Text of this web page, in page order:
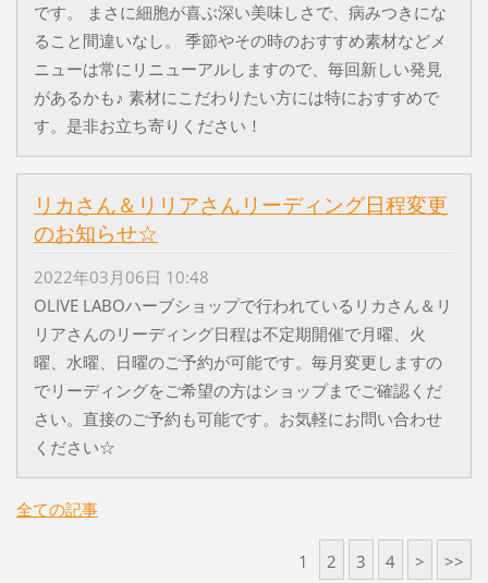
です。 まさに細胞が喜ぶ深い美味しさで、病みつきにな
ること間違いなし。 季節やその時のおすすめ素材などメ
ニューは常にリニューアルしますので、毎回新しい発見
があるかも♪ 素材にこだわりたい方には特におすすめで
す。是非お立ち寄りください！
リカさん＆リリアさんリーディング日程変更
のお知らせ☆
2022年03月06日 10:48
OLIVE LABOハーブショップで行われているリカさん＆リ
リアさんのリーディング日程は不定期開催で月曜、火
曜、水曜、日曜のご予約が可能です。毎月変更しますの
でリーディングをご希望の方はショップまでご確認くだ
さい。直接のご予約も可能です。お気軽にお問い合わせ
ください☆
全ての記事
1 2 3 4 > >>